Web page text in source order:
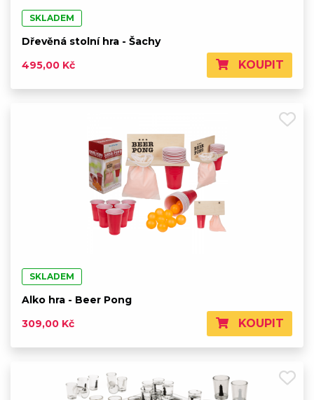
SKLADEM
Dřevěná stolní hra - Šachy
495,00 Kč
KOUPIT
SKLADEM
Alko hra - Beer Pong
309,00 Kč
KOUPIT